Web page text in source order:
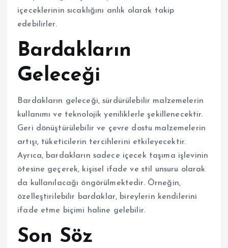
içeceklerinin sıcaklığını anlık olarak takip
edebilirler.
Bardakların
Geleceği
Bardakların geleceği, sürdürülebilir malzemelerin
kullanımı ve teknolojik yeniliklerle şekillenecektir.
Geri dönüştürülebilir ve çevre dostu malzemelerin
artışı, tüketicilerin tercihlerini etkileyecektir.
Ayrıca, bardakların sadece içecek taşıma işlevinin
ötesine geçerek, kişisel ifade ve stil unsuru olarak
da kullanılacağı öngörülmektedir. Örneğin,
özelleştirilebilir bardaklar, bireylerin kendilerini
ifade etme biçimi haline gelebilir.
Son Söz